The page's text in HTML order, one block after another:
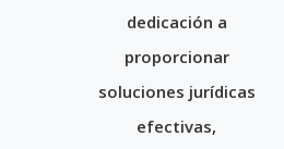
dedicación a
proporcionar
soluciones jurídicas
efectivas,